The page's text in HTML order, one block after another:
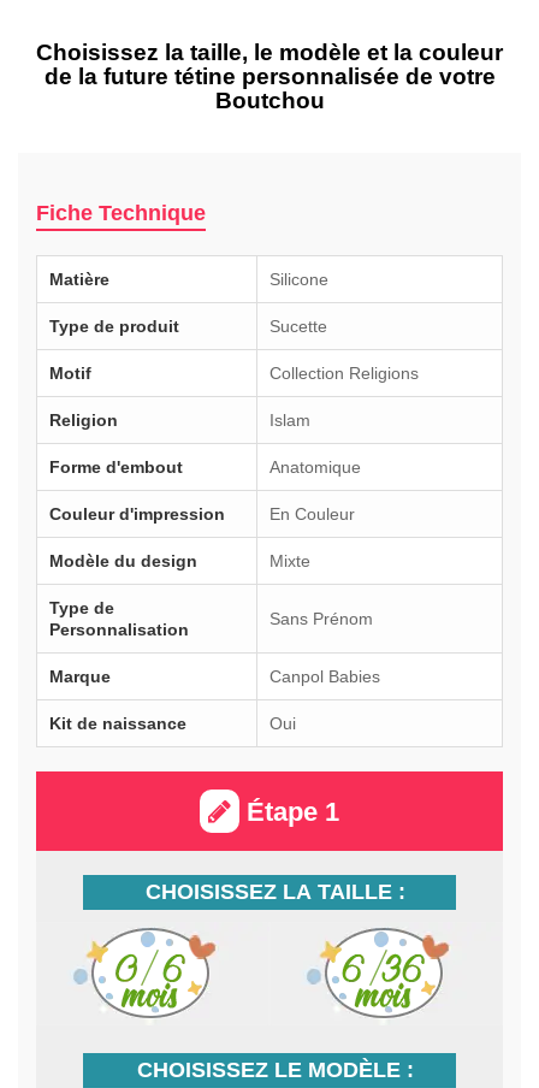
Choisissez la taille, le modèle et la couleur
de la future tétine personnalisée de votre
Boutchou
Fiche Technique
Matière Silicone
Type de produit Sucette
Motif Collection Religions
Religion Islam
Forme d'embout Anatomique
Couleur d'impression En Couleur
Modèle du design Mixte
Type de
Personnalisation
Sans Prénom
Marque Canpol Babies
Kit de naissance Oui
Étape 1
CHOISISSEZ LA TAILLE :
CHOISISSEZ LE MODÈLE :